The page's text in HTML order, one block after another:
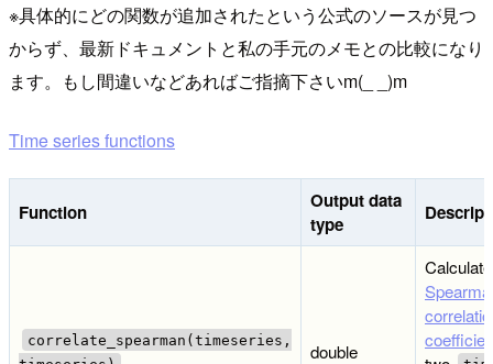
※具体的にどの関数が追加されたという公式のソースが見つ
からず、最新ドキュメントと私の手元のメモとの比較になり
ます。もし間違いなどあればご指摘下さいm(_ _)m
Time series functions
Function
Output data
type
correlate_spearman(timeseries,
double